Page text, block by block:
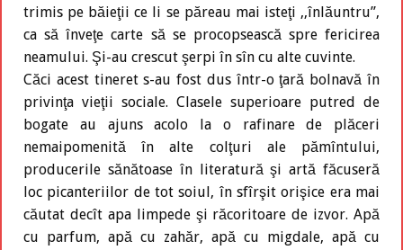
trimis pe băieţii ce li se păreau mai isteţi ,,înlăuntru”,
ca să înveţe carte să se procopsească spre fericirea
neamului. Şi-au crescut şerpi în sîn cu alte cuvinte.
Căci acest tineret s-au fost dus într-o ţară bolnavă în
privinţa vieţii sociale. Clasele superioare putred de
bogate au ajuns acolo la o rafinare de plăceri
nemaipomenită în alte colţuri ale pămîntului,
producerile sănătoase în literatură şi artă făcuseră
loc picanteriilor de tot soiul, în sfîrşit orişice era mai
căutat decît apa limpede şi răcoritoare de izvor. Apă
cu parfum, apă cu zahăr, apă cu migdale, apă cu